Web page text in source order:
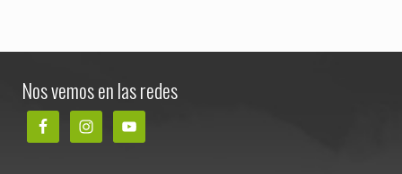
Nos vemos en las redes